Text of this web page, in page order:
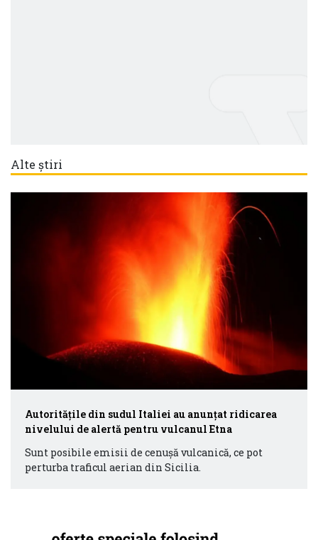
Alte știri
Autorităţile din sudul Italiei au anunţat ridicarea
nivelului de alertă pentru vulcanul Etna
Sunt posibile emisii de cenuşă vulcanică, ce pot
perturba traficul aerian din Sicilia.